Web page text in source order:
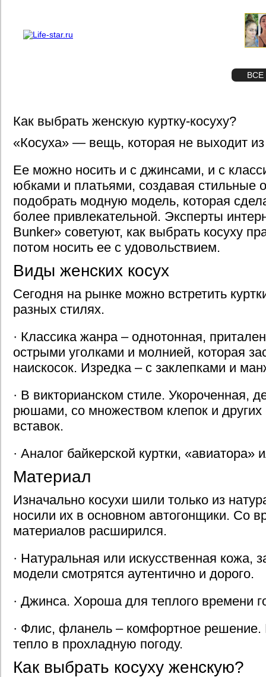
ВСЕ
Как выбрать женскую куртку-косуху?
«Косуха» — вещь, которая не выходит
Ее можно носить и с джинсами, и с
юбками и платьями, создавая стильные
подобрать модную модель, которая
более привлекательной. Эксперты
Bunker» советуют, как выбрать косуху
потом носить ее с удовольствием.
Виды женских косух
Сегодня на рынке можно встретить
разных стилях.
· Классика жанра – однотонная,
острыми уголками и молнией, которая
наискосок. Изредка – с заклепками и
· В викторианском стиле. Укороченная,
рюшами, со множеством клепок и других
вставок.
· Аналог байкерской куртки, «авиатора»
Материал
Изначально косухи шили только из
носили их в основном автогонщики. Со
материалов расширился.
· Натуральная или искусственная
модели смотрятся аутентично и дорого.
· Джинса. Хороша для теплого времени
· Флис, фланель – комфортное решение.
тепло в прохладную погоду.
Как выбрать косуху женскую?